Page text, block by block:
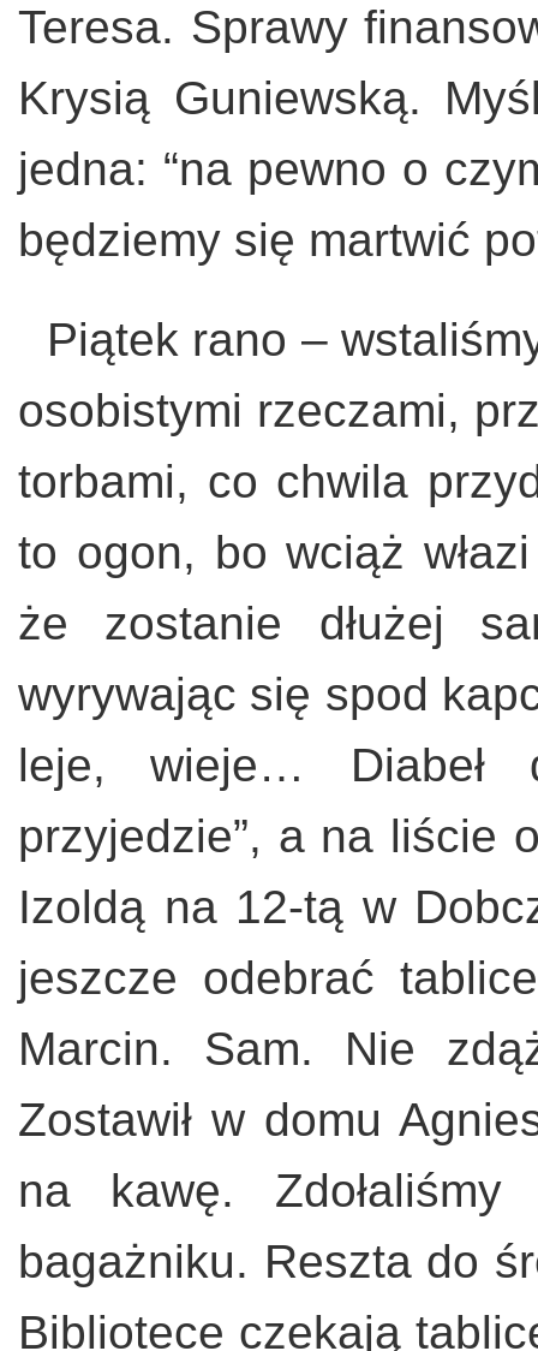
Teresa. Sprawy
Krysią Guniewską.
jedna: “na pewno o
będziemy się martwić
Piątek rano –
osobistymi rzeczami,
torbami, co chwila
to ogon, bo wciąż
że zostanie dłużej
wyrywając się spod
leje, wieje… Diabeł
przyjedzie”, a na liście
Izoldą na 12-tą w
jeszcze odebrać
Marcin. Sam. Nie
Zostawił w domu
na kawę.
bagażniku. Reszta do
Bibliotece czekają